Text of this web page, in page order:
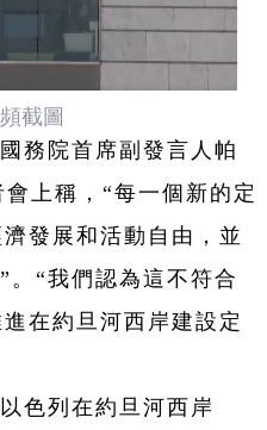
截圖
務院首席副發言人帕
上稱，“每一個新的定
發展和活動自由，並
。“我們認為這不符合
在約旦河西岸建設定
色列在約旦河西岸